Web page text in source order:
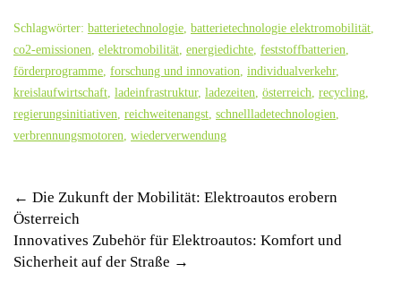
Schlagwörter: batterietechnologie batterietechnologie elektromobilität
co2-emissionen elektromobilität energiedichte feststoffbatterien
förderprogramme forschung und innovation individualverkehr,
kreislaufwirtschaft ladeinfrastruktur, ladezeiten österreich recycling
regierungsinitiativen reichweitenangst schnellladetechnologien
verbrennungsmotoren wiederverwendung
Post
navigation
← Die Zukunft der Mobilität: Elektroautos erobern
Österreich
Innovatives Zubehör für Elektroautos: Komfort und
Sicherheit auf der Straße →